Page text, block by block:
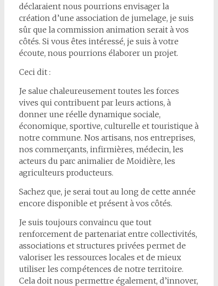
déclaraient nous pourrions envisager la
création d’une association de jumelage, je suis
sûr que la commission animation serait à vos
côtés. Si vous êtes intéressé, je suis à votre
écoute, nous pourrions élaborer un projet.
Ceci dit :
Je salue chaleureusement toutes les forces
vives qui contribuent par leurs actions, à
donner une réelle dynamique sociale,
économique, sportive, culturelle et touristique à
notre commune. Nos artisans, nos entreprises,
nos commerçants, infirmières, médecin, les
acteurs du parc animalier de Moidière, les
agriculteurs producteurs.
Sachez que, je serai tout au long de cette année
encore disponible et présent à vos côtés.
Je suis toujours convaincu que tout
renforcement de partenariat entre collectivités,
associations et structures privées permet de
valoriser les ressources locales et de mieux
utiliser les compétences de notre territoire.
Cela doit nous permettre également, d’innover,